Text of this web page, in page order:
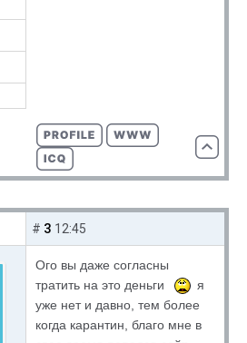
# 3 12:45
Ого вы даже согласны
тратить на это деньги
я
уже нет и давно, тем более
когда карантин, благо мне в